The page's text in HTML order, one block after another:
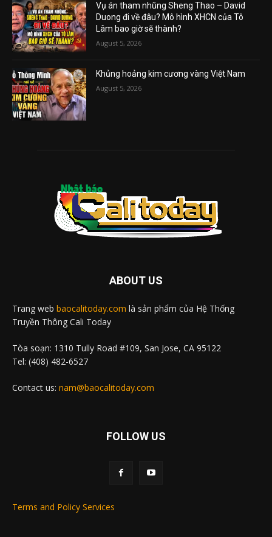
Vụ án tham nhũng Sheng Thao – David
Duong đi về đâu? Mô hình XHCN của Tô
Lâm bao giờ sẽ thành?
August 5, 2026
Khủng hoảng kim cương vàng Việt Nam
August 5, 2026
ABOUT US
Trang web baocalitoday.com là sản phẩm của Hệ Thống
Truyền Thông Cali Today
Tòa soạn: 1310 Tully Road #109, San Jose, CA 95122
Tel: (408) 482-6527
Contact us: nam@baocalitoday.com
FOLLOW US
Terms and Policy Services